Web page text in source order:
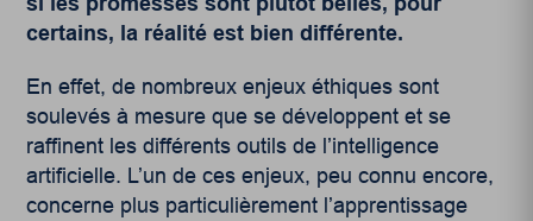
certains, la réalité est bien différente.
En effet, de nombreux enjeux éthiques sont
soulevés à mesure que se développent et se
raffinent les différents outils de l’intelligence
artificielle. L’un de ces enjeux, peu connu encore,
concerne plus particulièrement l’apprentissage